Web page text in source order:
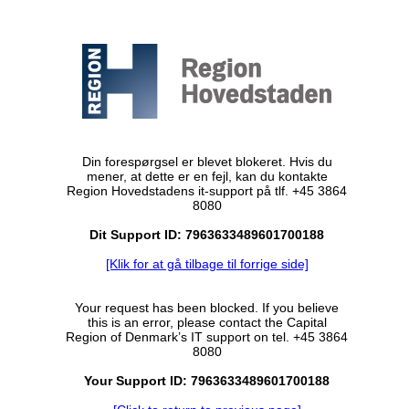
Din forespørgsel er blevet blokeret. Hvis du
mener, at dette er en fejl, kan du kontakte
Region Hovedstadens it-support på tlf. +45 3864
8080
Dit Support ID: 7963633489601700188
[Klik for at gå tilbage til forrige side]
Your request has been blocked. If you believe
this is an error, please contact the Capital
Region of Denmark’s IT support on tel. +45 3864
8080
Your Support ID: 7963633489601700188